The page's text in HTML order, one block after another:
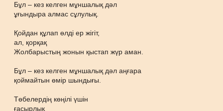
Бұл – кез келген мұншалық дəл
ұғындыра алмас сұлулық.
Қойдан құлап өлді ер жігіт,
ал, қорқақ
Жолбарыстың жонын қыстап жүр аман.
Бұл – кез келген мұншалық дəл аңғара
қоймайтын өмір шындығы.
Төбелердің көңілі үшін
ғасырлық